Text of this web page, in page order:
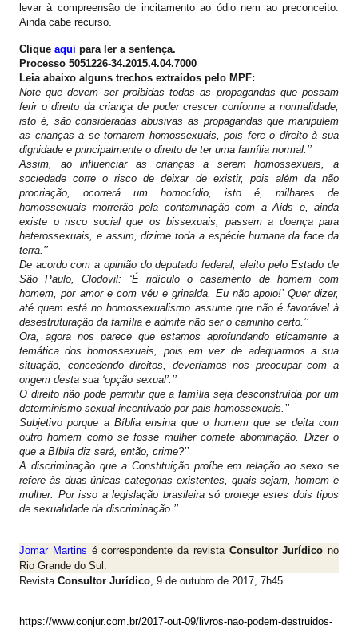
levar à compreensão de incitamento ao ódio nem ao preconceito.
Ainda cabe recurso.
Clique aqui para ler a sentença.
Processo 5051226-34.2015.4.04.7000
Leia abaixo alguns trechos extraídos pelo MPF:
Note que devem ser proibidas todas as propagandas que possam
ferir o direito da criança de poder crescer conforme a normalidade,
isto é, são consideradas abusivas as propagandas que manipulem
as crianças a se tornarem homossexuais, pois fere o direito à sua
dignidade e principalmente o direito de ter uma família normal.’’
Assim, ao influenciar as crianças a serem homossexuais, a
sociedade corre o risco de deixar de existir, pois além da não
procriação, ocorrerá um homocídio, isto é, milhares de
homossexuais morrerão pela contaminação com a Aids e, ainda
existe o risco social que os bissexuais, passem a doença para
heterossexuais, e assim, dizime toda a espécie humana da face da
terra.’’
De acordo com a opinião do deputado federal, eleito pelo Estado de
São Paulo, Clodovil: ‘É ridículo o casamento de homem com
homem, por amor e com véu e grinalda. Eu não apoio!’ Quer dizer,
até quem está no homossexualismo assume que não é favorável à
desestruturação da família e admite não ser o caminho certo.’’
Ora, agora nos parece que estamos aprofundando eticamente a
temática dos homossexuais, pois em vez de adequarmos a sua
situação, concedendo direitos, deveríamos nos preocupar com a
origem desta sua ‘opção sexual’.’’
O direito não pode permitir que a família seja desconstruída por um
determinismo sexual incentivado por pais homossexuais.’’
Subjetivo porque a Bíblia ensina que o homem que se deita com
outro homem como se fosse mulher comete abominação. Dizer o
que a Bíblia diz será, então, crime?’’
A discriminação que a Constituição proíbe em relação ao sexo se
refere às duas únicas categorias existentes, quais sejam, homem e
mulher. Por isso a legislação brasileira só protege estes dois tipos
de sexualidade da discriminação.’’
Jomar Martins é correspondente da revista Consultor Jurídico no
Rio Grande do Sul.
Revista Consultor Jurídico, 9 de outubro de 2017, 7h45
https://www.conjur.com.br/2017-out-09/livros-nao-podem-destruidos-